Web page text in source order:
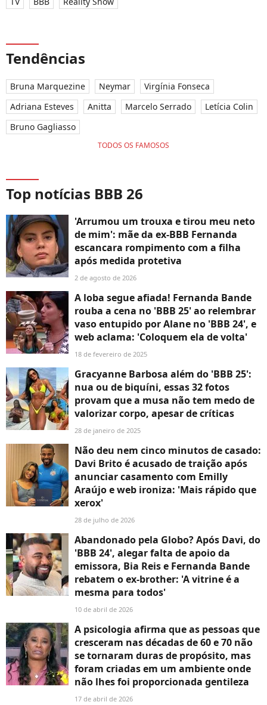
Tendências
Bruna Marquezine Neymar
Virgínia Fonseca
Adriana Esteves
Anitta Marcelo Serrado
Letícia Colin
Bruno Gagliasso
TODOS OS FAMOSOS
Top notícias BBB 26
'Arrumou um trouxa e tirou meu neto
de mim': mãe da ex-BBB Fernanda
escancara rompimento com a filha
após medida protetiva
2 de agosto de 2026
A loba segue afiada! Fernanda Bande
rouba a cena no 'BBB 25' ao relembrar
vaso entupido por Alane no 'BBB 24', e
web aclama: 'Coloquem ela de volta'
18 de fevereiro de 2025
Gracyanne Barbosa além do 'BBB 25':
nua ou de biquíni, essas 32 fotos
provam que a musa não tem medo de
valorizar corpo, apesar de críticas
28 de janeiro de 2025
Não deu nem cinco minutos de casado:
Davi Brito é acusado de traição após
anunciar casamento com Emilly
Araújo e web ironiza: 'Mais rápido que
xerox'
28 de julho de 2026
Abandonado pela Globo? Após Davi, do
'BBB 24', alegar falta de apoio da
emissora, Bia Reis e Fernanda Bande
rebatem o ex-brother: 'A vitrine é a
mesma para todos'
10 de abril de 2026
A psicologia afirma que as pessoas que
cresceram nas décadas de 60 e 70 não
se tornaram duras de propósito, mas
foram criadas em um ambiente onde
não lhes foi proporcionada gentileza
17 de abril de 2026